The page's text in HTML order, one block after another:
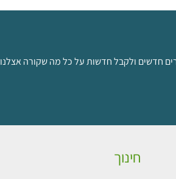
חדשים ולקבל חדשות על כל מה שקורה אצלנו
חינוך